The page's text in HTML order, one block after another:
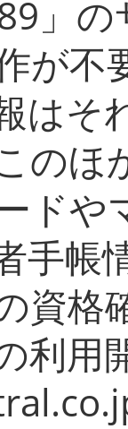
」
が不
はそ
のほ
ドや
手帳
資格
利用